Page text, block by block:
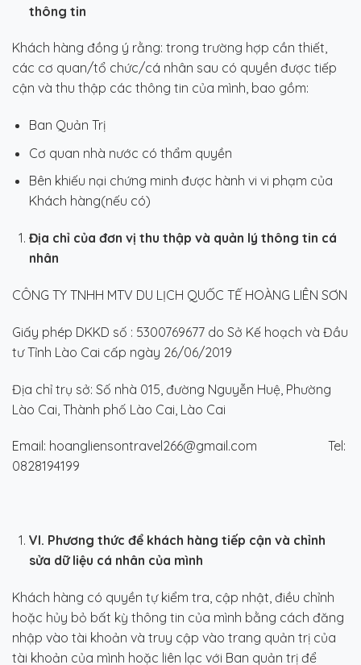
thông tin
Khách hàng đồng ý rằng: trong trường hợp cần thiết,
các cơ quan/tổ chức/cá nhân sau có quyền được tiếp
cận và thu thập các thông tin của mình, bao gồm:
Ban Quản Trị
Cơ quan nhà nước có thẩm quyền
Bên khiếu nại chứng minh được hành vi vi phạm của
Khách hàng(nếu có)
Địa chỉ của đơn vị thu thập và quản lý thông tin cá
nhân
CÔNG TY TNHH MTV DU LỊCH QUỐC TẾ HOÀNG LIÊN SƠN
Giấy phép DKKD số : 5300769677 do Sở Kế hoạch và Đầu
tư Tỉnh Lào Cai cấp ngày 26/06/2019
Địa chỉ trụ sở: Số nhà 015, đường Nguyễn Huệ, Phường
Lào Cai, Thành phố Lào Cai, Lào Cai
Email: hoangliensontravel266@gmail.com Tel:
0828194199
VI. Phương thức để khách hàng tiếp cận và chỉnh
sửa dữ liệu cá nhân của mình
Khách hàng có quyền tự kiểm tra, cập nhật, điều chỉnh
hoặc hủy bỏ bất kỳ thông tin của mình bằng cách đăng
nhập vào tài khoản và truy cập vào trang quản trị của
tài khoản của mình hoặc liên lạc với Ban quản trị để